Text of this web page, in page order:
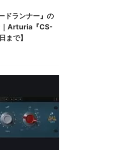
ドランナー』の
｜Arturia『CS-
まで】